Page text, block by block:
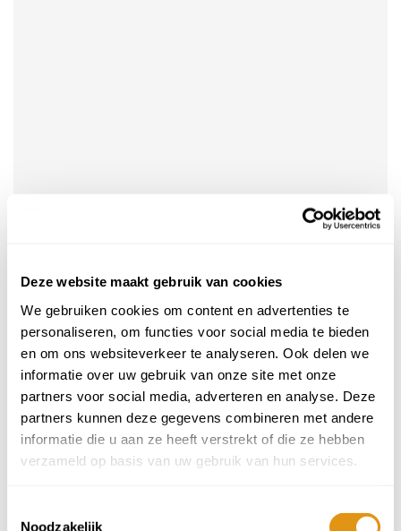
Deze website maakt gebruik van cookies
We gebruiken cookies om content en advertenties te
personaliseren, om functies voor social media te bieden
en om ons websiteverkeer te analyseren. Ook delen we
informatie over uw gebruik van onze site met onze
partners voor social media, adverteren en analyse. Deze
partners kunnen deze gegevens combineren met andere
informatie die u aan ze heeft verstrekt of die ze hebben
verzameld op basis van uw gebruik van hun services.
Noodzakelijk
13 dagen
Volwassenen >17 jr
-Min 1
Aantal +Plus 1
Kinderen 2 t/m 16 jr
-Min 1
Aantal +Plus 1
Baby's 0 t/m 1 jr